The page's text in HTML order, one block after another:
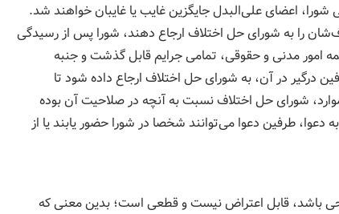
را به شورای حل اختلاف ارجاع دهند، شورا پس از رسیدگی
امور مدنی و حقوقی، تمامی جرایم قابل گذشت و جنبه
درگیر در آن، به شورای حل اختلاف ارجاع داده شود تا
شورای حل اختلاف نسبت به آنچه در صلاحیت آن بوده
طرفین دعوا می‌توانند شخصا در شورا حضور یابند یا از
باشد، قابل اعتراض نیست و قطعی است؛ بدین معنی که